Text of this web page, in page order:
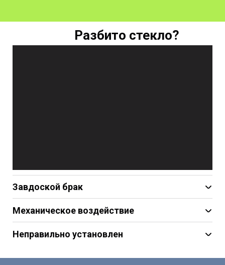
Завдоской брак
Некачественное стекло
Плохая герметизация
Механическое воздействие
Удар
Резкий перепад температур
Неправильно установлен
Большего размера
Разбито стекло?